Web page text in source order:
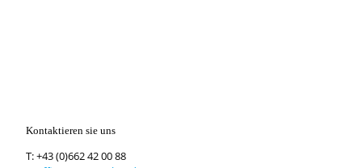
Kontaktieren sie uns
T:+43 (0)662 42 00 88